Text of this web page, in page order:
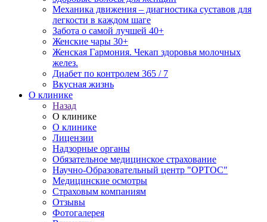
Механика движения – диагностика суставов для
легкости в каждом шаге
Забота о самой лучшей 40+
Женские чары 30+
Женская Гармония. Чекап здоровья молочных
желез.
Диабет по контролем 365 / 7
Вкусная жизнь
О клинике
Назад
О клинике
О клинике
Лицензии
Надзорные органы
Обязательное медицинское страхование
Научно-Образовательный центр "ОРТОС"
Медицинские осмотры
Страховым компаниям
Отзывы
Фотогалерея